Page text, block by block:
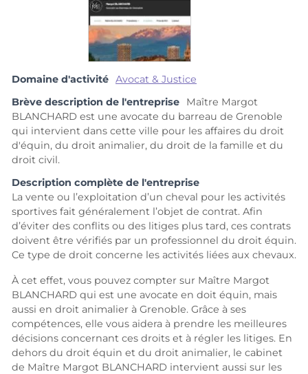
Domaine d'activité Avocat & Justice
Brève description de l'entreprise
Maître Margot
BLANCHARD est une avocate du barreau de Grenoble
qui intervient dans cette ville pour les affaires du droit
d'équin, du droit animalier, du droit de la famille et du
droit civil.
Description complète de l'entreprise
La vente ou l’exploitation d’un cheval pour les activités
sportives fait généralement l’objet de contrat. Afin
d’éviter des conflits ou des litiges plus tard, ces contrats
doivent être vérifiés par un professionnel du droit équin.
Ce type de droit concerne les activités liées aux chevaux.
À cet effet, vous pouvez compter sur Maître Margot
BLANCHARD qui est une avocate en doit équin, mais
aussi en droit animalier à Grenoble. Grâce à ses
compétences, elle vous aidera à prendre les meilleures
décisions concernant ces droits et à régler les litiges. En
dehors du droit équin et du droit animalier, le cabinet
de Maître Margot BLANCHARD intervient aussi sur les